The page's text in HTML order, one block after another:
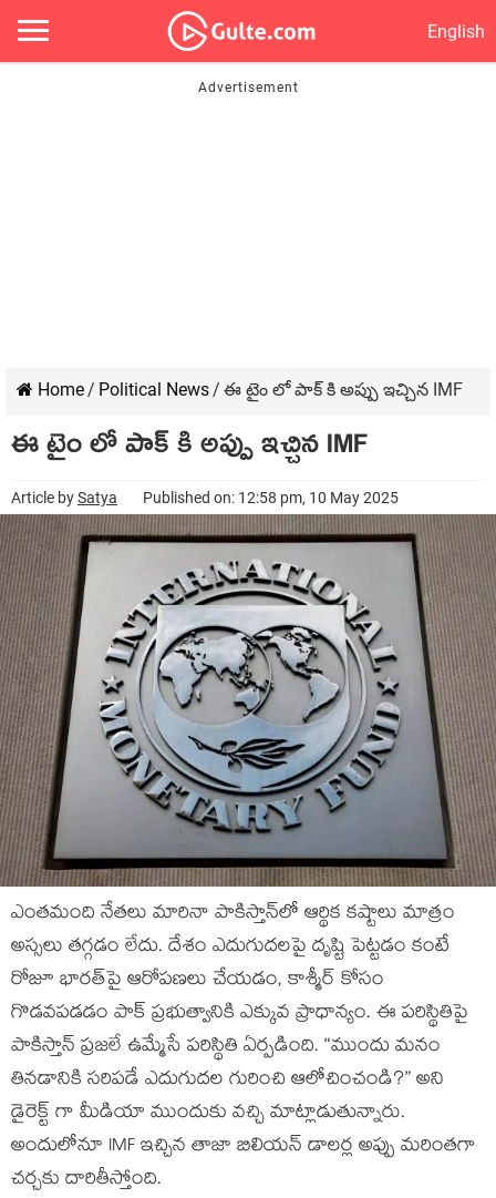
English
Home/ Political News/ ఈ టైం లో పాక్ కి అప్పు ఇచ్చిన IMF
ఈ టైం లో పాక్ కి అప్పు ఇచ్చిన IMF
Article bySatya Published on: 12:58 pm, 10 May 2025
ఎంతమంది నేతలు మారినా పాకిస్తాన్‌లో ఆర్థిక కష్టాలు మాత్రం
అస్సలు తగ్గడం లేదు. దేశం ఎదుగుదలపై దృష్టి పెట్టడం కంటే
రోజూ భారత్‌పై ఆరోపణలు చేయడం, కాశ్మీర్ కోసం
గొడవపడడం పాక్ ప్రభుత్వానికి ఎక్కువ ప్రాధాన్యం. ఈ పరిస్థితిపై
పాకిస్తాన్ ప్రజలే ఉమ్మేసే పరిస్థితి ఏర్పడింది. “ముందు మనం
తినడానికి సరిపడే ఎదుగుదల గురించి ఆలోచించండి?” అని
డైరెక్ట్ గా మీడియా ముందుకు వచ్చి మాట్లాడుతున్నారు.
అందులోనూ IMF ఇచ్చిన తాజా బిలియన్ డాలర్ల అప్పు మరింతగా
చర్చకు దారితీస్తోంది.